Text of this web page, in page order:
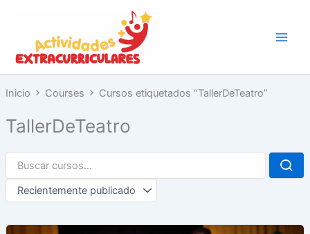
contenido
Inicio Courses Cursos etiquetados “TallerDeTeatro”
TallerDeTeatro